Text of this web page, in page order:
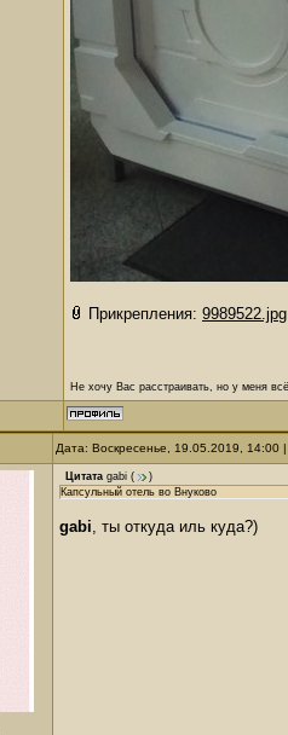
Прикрепления: 9989522.jpg
Не хочу Вас расстраивать, но у меня
Дата: Воскресенье, 19.05.2019,
Цитата gabi (
)
Капсульный отель во Внуково
gabi, ты откуда иль куда?)